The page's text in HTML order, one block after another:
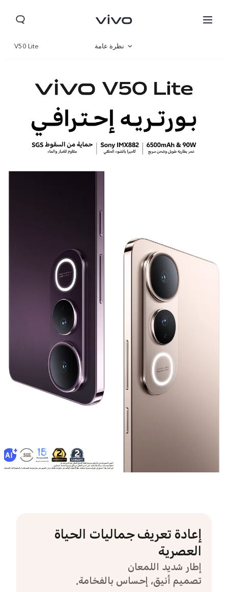
V50 Lite نظرة عامة
مواصفات المنتج
إعادة تعريف جماليات الحياة
العصرية
إطار شديد اللمعان
تصميم أنيق، إحساس بالفخامة.